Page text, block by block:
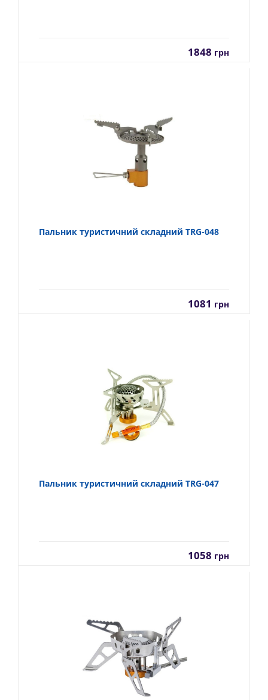
1848 грн
Пальник туристичний складний TRG-048
1081 грн
Пальник туристичний складний TRG-047
1058 грн